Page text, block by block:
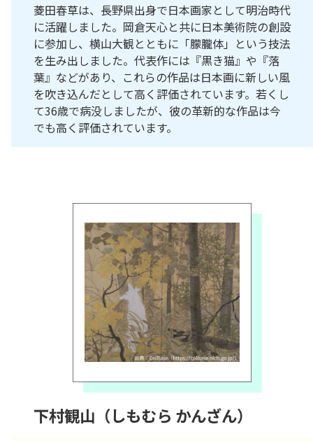
菱田春草は、長野県出身で日本画家として明治時代
に活躍しました。岡倉天心と共に日本美術院の創設
に参加し、横山大観とともに「朦朧体」という技法
を生み出しました。代表作には『黒き猫』や『落
葉』などがあり、これらの作品は日本画に新しい風
を吹き込んだとして高く評価されています。若くし
て36歳で病没しましたが、彼の革新的な作品は今
でも高く評価されています。
下村観山（しもむら かんざん）